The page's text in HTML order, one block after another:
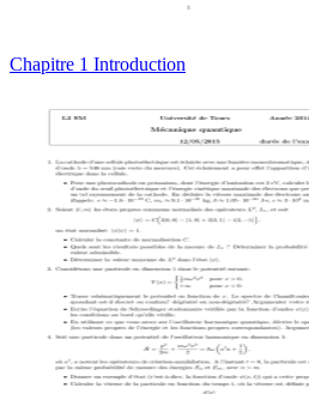
Chapitre 1 Introduction